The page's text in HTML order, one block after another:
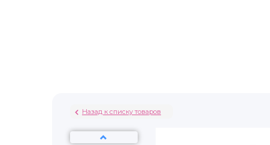
Назад к списку товаров